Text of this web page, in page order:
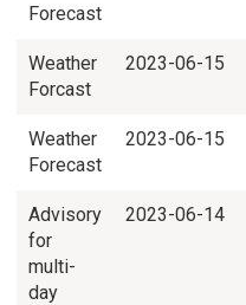
Forecast
Weather
Forcast
2023-06-15
Weather
Forecast
2023-06-15
Advisory
for
multi-
day
2023-06-14